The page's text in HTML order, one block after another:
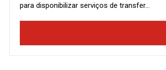
para disponibilizar serviços de transfer…